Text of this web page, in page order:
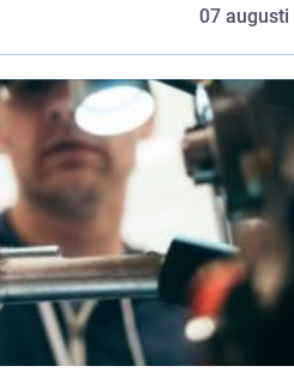
07 augusti